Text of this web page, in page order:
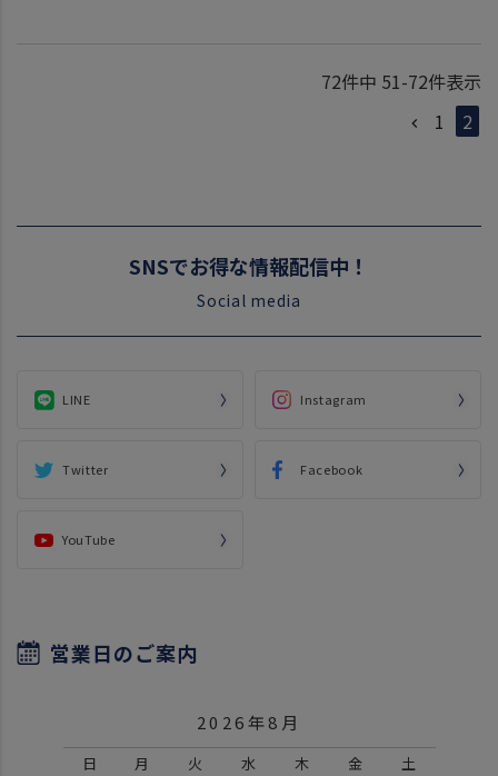
72件中 51-72件表示
1
2
SNSでお得な情報配信中！
Social media
LINE Instagram
Twitter Facebook
YouTube
営業日のご案内
2026年8月
日 月 火 水 木 金 土